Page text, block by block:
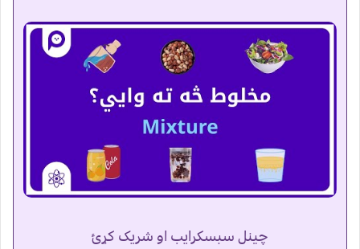
چینل سبسکرایب او شریک کړئ